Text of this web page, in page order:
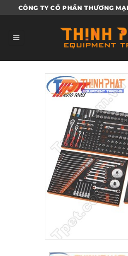
qua
dung
CÔNG TY CỔ PHẦN THƯƠNG